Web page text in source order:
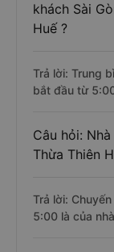
khách Sài
Huế ?
Trả lời: Trung
bắt đầu từ
Câu hỏi:
Thừa Thiên
Trả lời:
5:00 là của